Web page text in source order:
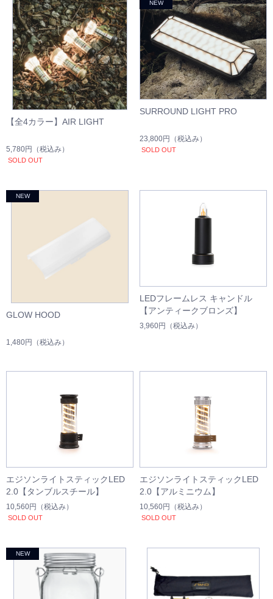
【全4カラー】AIR LIGHT
5,780円 （税込み）
SOLD OUT
SURROUND LIGHT PRO
23,800円 （税込み）
SOLD OUT
GLOW HOOD
1,480円 （税込み）
LEDフレームレス キャンドル
【アンティークブロンズ】
3,960円 （税込み）
エジソンライトスティックLED
2.0【タンブルスチール】
10,560円 （税込み）
SOLD OUT
エジソンライトスティックLED
2.0【アルミニウム】
10,560円 （税込み）
SOLD OUT